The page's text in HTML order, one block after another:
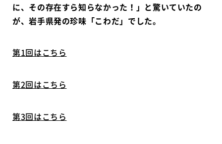
に、その存在すら知らなかった！」と驚いていたの
が、岩手県発の珍味「こわだ」でした。
第1回はこちら
第2回はこちら
第3回はこちら